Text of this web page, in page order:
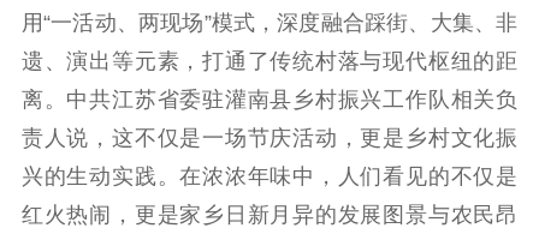
用“一活动、两现场”模式，深度融合踩街、大集、非
遗、演出等元素，打通了传统村落与现代枢纽的距
离。中共江苏省委驻灌南县乡村振兴工作队相关负
责人说，这不仅是一场节庆活动，更是乡村文化振
兴的生动实践。在浓浓年味中，人们看见的不仅是
红火热闹，更是家乡日新月异的发展图景与农民昂